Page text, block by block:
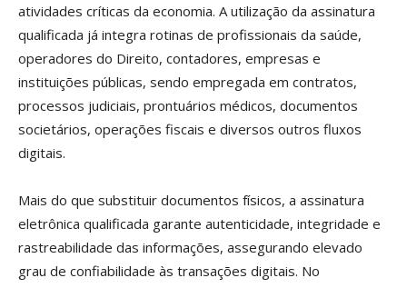
atividades críticas da economia. A utilização da assinatura
qualificada já integra rotinas de profissionais da saúde,
operadores do Direito, contadores, empresas e
instituições públicas, sendo empregada em contratos,
processos judiciais, prontuários médicos, documentos
societários, operações fiscais e diversos outros fluxos
digitais.
Mais do que substituir documentos físicos, a assinatura
eletrônica qualificada garante autenticidade, integridade e
rastreabilidade das informações, assegurando elevado
grau de confiabilidade às transações digitais. No